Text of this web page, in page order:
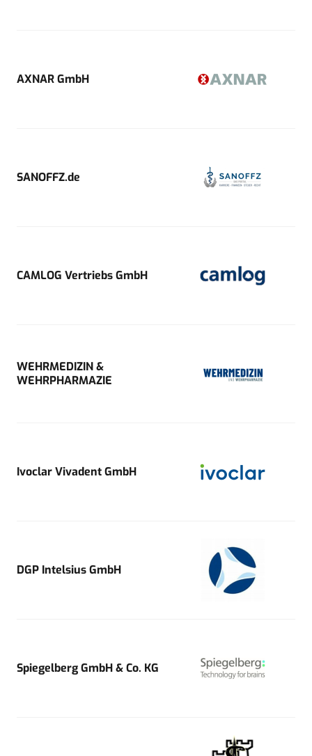
AXNAR GmbH
SANOFFZ.de
CAMLOG Vertriebs GmbH
WEHRMEDIZIN &
WEHRPHARMAZIE
Ivoclar Vivadent GmbH
DGP Intelsius GmbH
Spiegelberg GmbH & Co. KG